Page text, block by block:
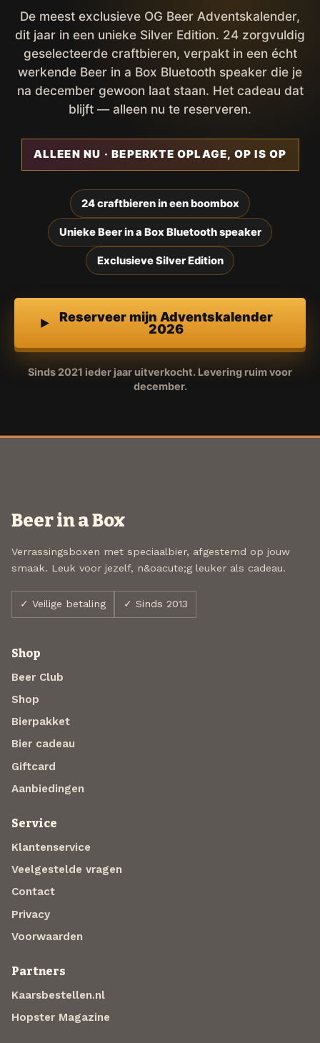
De meest exclusieve OG Beer Adventskalender,
dit jaar in een unieke Silver Edition. 24 zorgvuldig
geselecteerde craftbieren, verpakt in een écht
werkende Beer in a Box Bluetooth speaker die je
na december gewoon laat staan. Het cadeau dat
blijft — alleen nu te reserveren.
ALLEEN NU · BEPERKTE OPLAGE, OP IS OP
24 craftbieren in een boombox
Unieke Beer in a Box Bluetooth speaker
Exclusieve Silver Edition
Reserveer mijn Adventskalender
2026
Sinds 2021 ieder jaar uitverkocht. Levering ruim voor
december.
Beer in a Box
Verrassingsboxen met speciaalbier, afgestemd op jouw
smaak. Leuk voor jezelf, n&oacute;g leuker als cadeau.
✓ Veilige betaling ✓ Sinds 2013
Shop
Beer Club
Shop
Bierpakket
Bier cadeau
Giftcard
Aanbiedingen
Service
Klantenservice
Veelgestelde vragen
Contact
Privacy
Voorwaarden
Partners
Kaarsbestellen.nl
Hopster Magazine